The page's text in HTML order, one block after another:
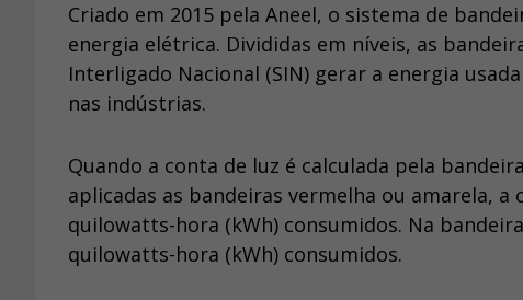
Criado em 2015 pela Aneel, o sistema de
energia elétrica. Divididas em níveis, as
Interligado Nacional (SIN) gerar a energia
nas indústrias.
Quando a conta de luz é calculada pela
aplicadas as bandeiras vermelha ou amarela,
quilowatts-hora (kWh) consumidos. Na
quilowatts-hora (kWh) consumidos.